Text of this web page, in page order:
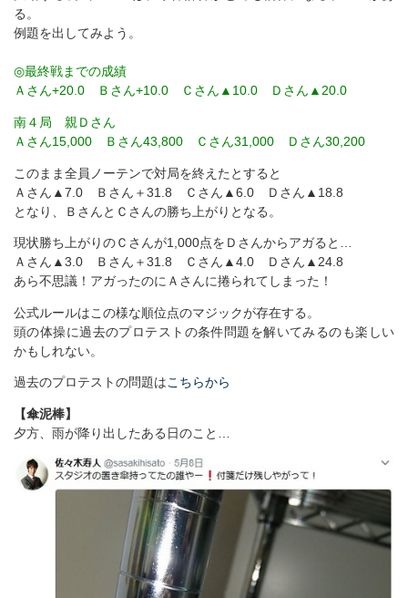
る。
例題を出してみよう。
◎最終戦までの成績
Ａさん+20.0 Ｂさん+10.0 Ｃさん▲10.0 Ｄさん▲20.0
南４局 親Ｄさん
Ａさん15,000 Ｂさん43,800 Ｃさん31,000 Ｄさん30,200
このまま全員ノーテンで対局を終えたとすると
Ａさん▲7.0 Ｂさん＋31.8 Ｃさん▲6.0 Ｄさん▲18.8
となり、ＢさんとＣさんの勝ち上がりとなる。
現状勝ち上がりのＣさんが1,000点をＤさんからアガると…
Ａさん▲3.0 Ｂさん＋31.8 Ｃさん▲4.0 Ｄさん▲24.8
あら不思議！アガったのにＡさんに捲られてしまった！
公式ルールはこの様な順位点のマジックが存在する。
頭の体操に過去のプロテストの条件問題を解いてみるのも楽しい
かもしれない。
過去のプロテストの問題はこちらから
【傘泥棒】
夕方、雨が降り出したある日のこと…